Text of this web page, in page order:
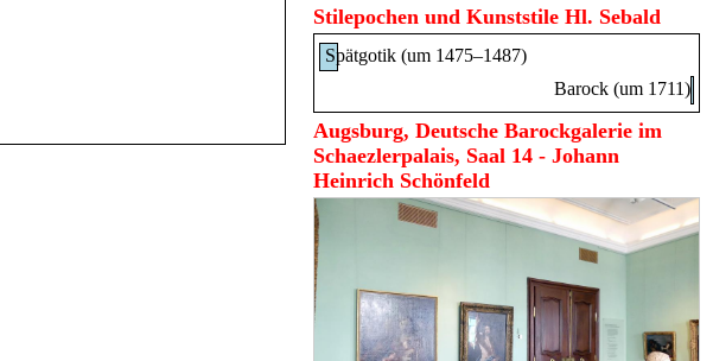
Stilepochen und Kunststile Hl. Sebald
Spätgotik (um 1475–1487)
Barock (um 1711)
Augsburg, Deutsche Barockgalerie im
Schaezlerpalais, Saal 14 - Johann
Heinrich Schönfeld